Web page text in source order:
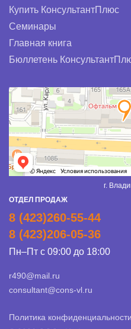
Купить КонсультантПлюс
Семинары
Главная книга
Бюллетень
г.
ОТДЕЛ ПРОДАЖ
8 (423)260-55-44
8 (423)206-05-36
Пн–Пт с 09:00 до 18:00
r490@mail.ru
consultant@cons-vl.ru
Политика конфиденциальности